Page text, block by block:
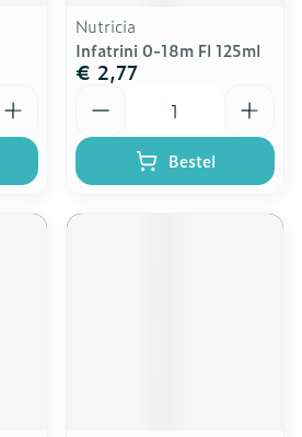
Nutricia
Infatrini 0-18m Fl 125ml
€ 2,77
Bestel